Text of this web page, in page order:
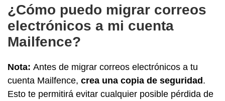
¿Cómo puedo migrar correos
electrónicos a mi cuenta
Mailfence?
Nota: Antes de migrar correos electrónicos a tu
cuenta Mailfence, crea una copia de seguridad.
Esto te permitirá evitar cualquier posible pérdida de